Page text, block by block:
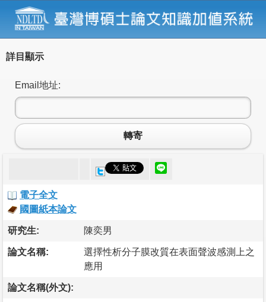
詳目顯示
Email地址:
轉寄
電子全文
國圖紙本論文
研究生: 陳奕男
論文名稱:
選擇性析分子膜改質在表面聲波感測上之
應用
論文名稱(外文):